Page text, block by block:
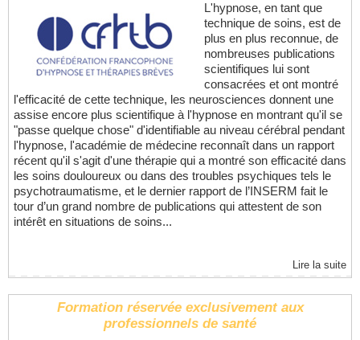
L'hypnose, en tant que
technique de soins, est de
plus en plus reconnue, de
nombreuses publications
scientifiques lui sont
consacrées et ont montré
l'efficacité de cette technique, les neurosciences donnent une
assise encore plus scientifique à l'hypnose en montrant qu'il se
"passe quelque chose" d'identifiable au niveau cérébral pendant
l'hypnose, l'académie de médecine reconnaît dans un rapport
récent qu'il s'agit d'une thérapie qui a montré son efficacité dans
les soins douloureux ou dans des troubles psychiques tels le
psychotraumatisme, et le dernier rapport de l’INSERM fait le
tour d’un grand nombre de publications qui attestent de son
intérêt en situations de soins...
Lire la suite
Formation réservée exclusivement aux
professionnels de santé